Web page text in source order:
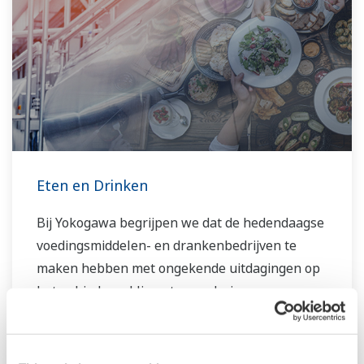
Eten en Drinken
Bij Yokogawa begrijpen we dat de hedendaagse
voedingsmiddelen- en drankenbedrijven te
maken hebben met ongekende uitdagingen op
het gebied van klimaatverandering,
consumentenvraag en toegenomen mondiale
concurrentiekracht.Om deze uitdagingen te
overwinnen zijn innovatieve oplossingen nodig